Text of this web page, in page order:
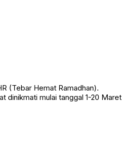
(Tebar Hemat Ramadhan).
dinikmati mulai tanggal 1-20 Maret